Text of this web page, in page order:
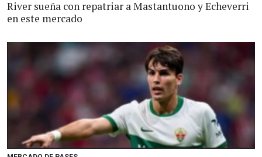
River sueña con repatriar a Mastantuono y Echeverri
en este mercado